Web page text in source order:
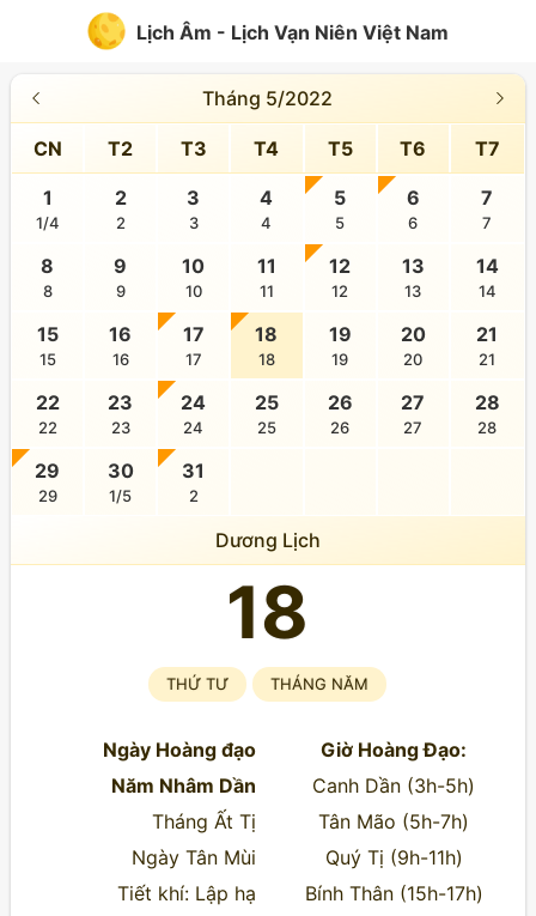
Lịch Âm - Lịch Vạn Niên Việt Nam
Tháng 5/2022
CN T2 T3 T4 T5 T6 T7
1
1/4
2
2
3
3
4
4
5
5
6
6
7
7
8
8
9
9
10
10
11
11
12
12
13
13
14
14
15
15
16
16
17
17
18
18
19
19
20
20
21
21
22
22
23
23
24
24
25
25
26
26
27
27
28
28
29
29
30
1/5
31
2
Dương Lịch
18
THỨ TƯ THÁNG NĂM
Ngày Hoàng đạo
Năm Nhâm Dần
Tháng Ất Tị
Ngày Tân Mùi
Tiết khí: Lập hạ
Giờ Hoàng Đạo:
Canh Dần (3h-5h)
Tân Mão (5h-7h)
Quý Tị (9h-11h)
Bính Thân (15h-17h)